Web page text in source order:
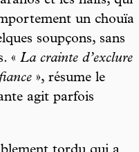
un chouïa
soupçons, sans
« La crainte d’exclure
», résume le
agit parfois